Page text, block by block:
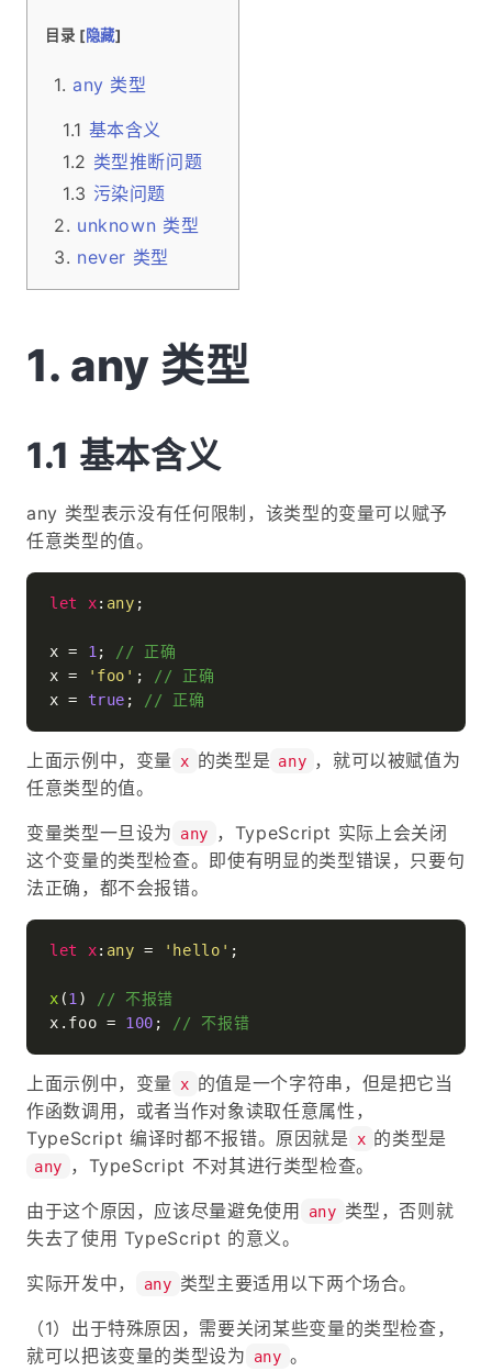
目录 [隐藏]
any 类型
基本含义
类型推断问题
污染问题
unknown 类型
never 类型
any 类型
基本含义
any 类型表示没有任何限制，该类型的变量可以赋予
任意类型的值。
let x: any ;
x = 1 ; // 正确
x =
'foo' ;
// 正确
x = true ; // 正确
上面示例中，变量 x 的类型是 any ，就可以被赋值为
任意类型的值。
变量类型一旦设为 any
，TypeScript 实际上会关闭
这个变量的类型检查。即使有明显的类型错误，只要句
法正确，都不会报错。
let x: any = 'hello' ;
x (1 )
// 不报错
x. foo = 100 ; // 不报错
上面示例中，变量 x 的值是一个字符串，但是把它当
作函数调用，或者当作对象读取任意属性，
TypeScript 编译时都不报错。原因就是
x 的类型是
any ，TypeScript 不对其进行类型检查。
由于这个原因，应该尽量避免使用 any 类型，否则就
失去了使用 TypeScript 的意义。
实际开发中， any 类型主要适用以下两个场合。
（1）出于特殊原因，需要关闭某些变量的类型检查，
就可以把该变量的类型设为
any 。